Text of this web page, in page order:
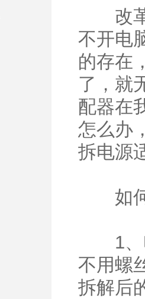
改革
不开电
的存在
了，就
配器在
怎么办
拆电源
如何
1、电
不用螺
拆解后